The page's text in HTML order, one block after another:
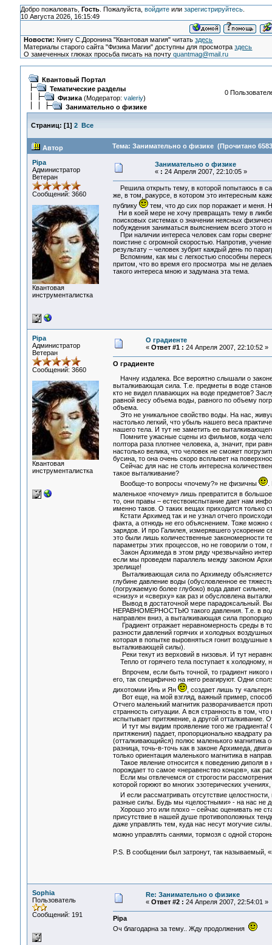
Добро пожаловать, Гость. Пожалуйста, войдитеили зарегистрируйтесь.
10 Августа 2026, 16:15:49
Новости: Книгу С.Доронина "Квантовая магия" читатьздесь
Материалы старого сайта "Физика Магии" доступны для просмотраздесь
О замеченных глюках просьба писать на почтуquantmag@mail.ru
Квантовый Портал
Тематические разделы
Физика(Модератор: valeriy)
Занимательно о физике
0
Страниц: [1] 2 Все
Автор Тема: Занимательно о физике (Прочитано
Pipa
Администратор
Ветеран
Сообщений: 3660
Квантовая
инструменталистка
Занимательно о физике
« : 24 Апреля 2007, 22:10:05 »
Решила открыть тему, в которой попытаюсь в
же, в том, ракурсе, в котором это интересным
публику
тем, что до сих пор поражает и меня.
Ни в коей мере не хочу превращать тему в
поисковых системах о значении неясных
побуждения заниматься выяснением всего этого
При наличии интереса человек сам горы
поистине с огромной скоростью. Напротив,
результату – человек зубрит каждый день по
Вспомним, как мы с легкостью способны
притом, что во время его просмотра мы не
такого интереса мною и задумана эта тема.
Pipa
Администратор
Ветеран
Сообщений: 3660
Квантовая
инструменталистка
О градиенте
« Ответ #1 : 24 Апреля 2007, 22:10:52 »
О градиенте
Начну издалека. Все вероятно слышали о
выталкивающая сила. Т.е. предметы в воде
кто не видел плавающих на воде предметов?
равной весу объема воды, равного по объему
объема.
Это не уникальное свойство воды. На нас,
настолько легкий, что убыль нашего веса
нашего тела. И тут не заметить ее
Помните ужасные сцены из фильмов, когда
полтора раза плотнее человека, а, значит, при
настолько велика, что человек не сможет
бусина, то она очень скоро всплывет на
Сейчас для нас не столь интересна
такое выталкивание?
Вообще-то вопросы «почему?» не физичны
.
маленькое «почему» лишь превратится в
то, они правы – естествоиспытание дает нам
именно таков. О таких вещах приходится только
Кстати Архимед так и не узнал отчего
факта, а отнюдь не его объяснением. Тоже можно
зарядов. И про Галилея, измерявшего ускорение
это были лишь количественные закономерности
параметры этих процессов, но не говорили о том,
Закон Архимеда в этом ряду чрезвычайно
если мы проведем параллель между законом
зрелище!
Выталкивающая сила по Архимеду объясняется
глубине давление воды (обусловленное ее
(погружаемую более глубоко) вода давит
«снизу» и «сверху» как раз и обусловлена
Вывод в достаточной мере парадоксальный.
НЕРАВНОМЕРНОСТЬЮ такого давления. Т.е. в
направлен вниз, а выталкивающая сила
Градиент отражает неравномерность среды в
разности давлений горячих и холодных
которая в попытке выровняться гонит
выталкивающей силы).
Реки текут из верховий в низовья. И тут
Тепло от горячего тела поступает к холодному,
Впрочем, если быть точной, то градиент никого
его, так специфично на него реагируют. Одни
дихотомии Инь и Ян
, создает лишь ту
Вот еще, на мой взгляд, важный пример,
Отчего маленький магнитик разворачивается
странность ситуации. А вся странность в том,
испытывает притяжение, а другой отталкивание.
И тут мы видим проявление того же градиента!
притяжения) падает, пропорционально квадрату
(отталкивающийся) полюс маленького магнитика
разница, точь-в-точь как в законе Архимеда,
только ориентация маленького магнитика в
Такое явление относится к поведению диполя в
порождает то самое «неравенство концов», как
Если мы отвлечемся от строгости
которой горюют во многих эзотерических
И если рассматривать отсутствие
разные силы. Будь мы «целостными» - на нас не
Хорошо это или плохо – сейчас оценивать не
присутствие в нашей душе противоположных
даже управлять тем, куда нас несут могучие
можно управлять санями, тормозя с одной
P.S. В сообщении был затронут, так называемый,
Sophia
Пользователь
Сообщений: 191
Re: Занимательно о физике
« Ответ #2 : 24 Апреля 2007, 22:54:01 »
Pipa
Оч благодарна за тему.. Жду продолжения